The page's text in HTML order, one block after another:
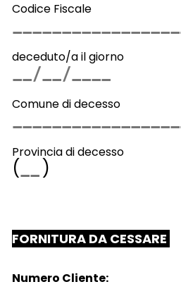
Codice Fiscale
deceduto/a il giorno
Comune di decesso
Provincia di decesso
( )
FORNITURA DA CESSARE
Numero Cliente: